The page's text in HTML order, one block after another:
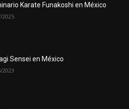
Karate Funakoshi en México
2025
Sensei en México
2023